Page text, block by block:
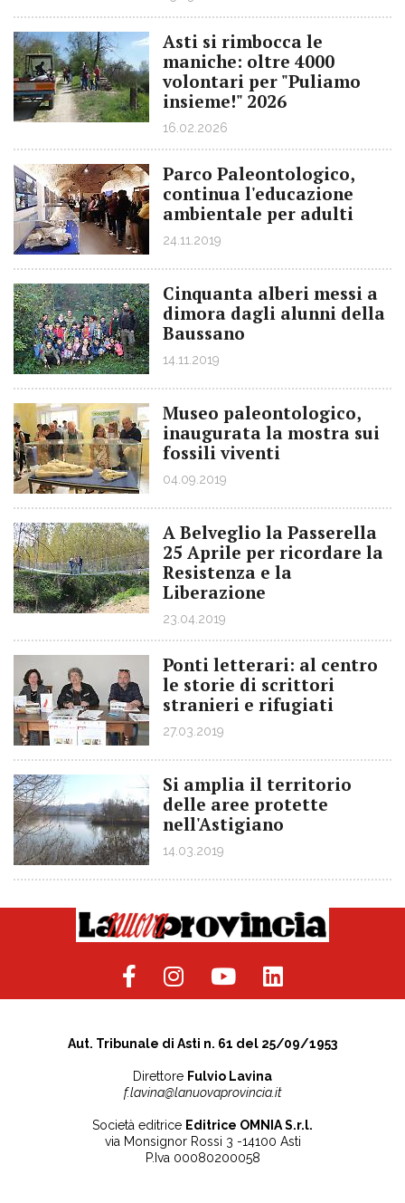
Asti si rimbocca le
maniche: oltre 4000
volontari per "Puliamo
insieme!" 2026
16.02.2026
Parco Paleontologico,
continua l'educazione
ambientale per adulti
24.11.2019
Cinquanta alberi messi a
dimora dagli alunni della
Baussano
14.11.2019
Museo paleontologico,
inaugurata la mostra sui
fossili viventi
04.09.2019
A Belveglio la Passerella
25 Aprile per ricordare la
Resistenza e la
Liberazione
23.04.2019
Ponti letterari: al centro
le storie di scrittori
stranieri e rifugiati
27.03.2019
Si amplia il territorio
delle aree protette
nell'Astigiano
14.03.2019
Aut. Tribunale di Asti n. 61 del 25/09/1953
Direttore Fulvio Lavina
f.lavina@lanuovaprovincia.it
Società editrice Editrice OMNIA S.r.l.
via Monsignor Rossi 3 -14100 Asti
P.Iva 00080200058